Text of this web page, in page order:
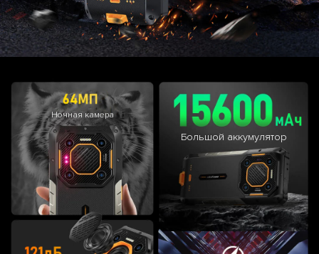
Ночная камера
Большой аккумулятор